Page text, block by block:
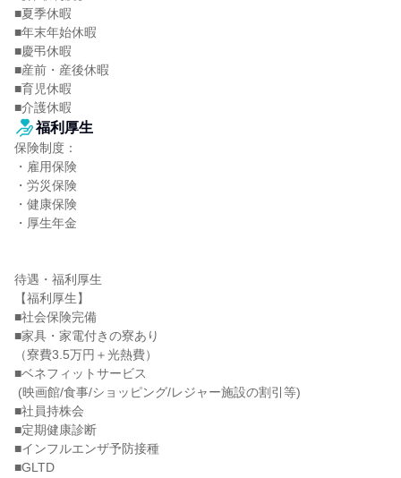
■夏季休暇
■年末年始休暇
■慶弔休暇
■産前・産後休暇
■育児休暇
■介護休暇
福利厚生
保険制度：
・雇用保険
・労災保険
・健康保険
・厚生年金
待遇・福利厚生
【福利厚生】
■社会保険完備
■家具・家電付きの寮あり
（寮費3.5万円＋光熱費）
■ベネフィットサービス
■社員持株会
■定期健康診断
■インフルエンザ予防接種
■GLTD